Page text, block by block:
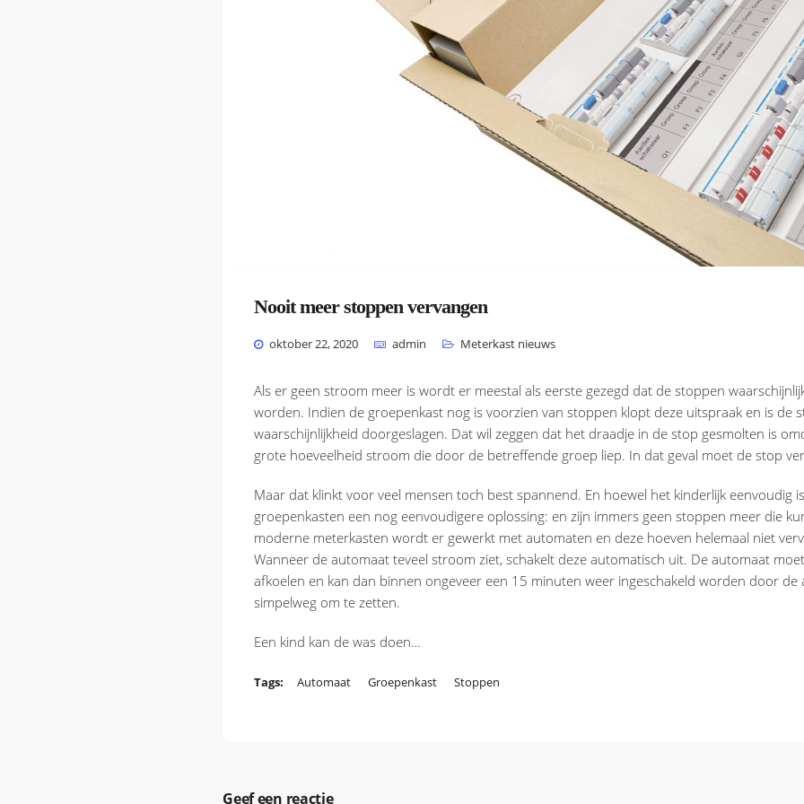
Nooit meer stoppen vervangen
oktober 22, 2020 admin Meterkast nieuws
Als er geen stroom meer is wordt er meestal als eerste gezegd dat de stoppen
worden. Indien de groepenkast nog is voorzien van stoppen klopt deze uitspraak en is de
waarschijnlijkheid doorgeslagen. Dat wil zeggen dat het draadje in de stop gesmolten is
grote hoeveelheid stroom die door de betreffende groep liep. In dat geval moet de stop
Maar dat klinkt voor veel mensen toch best spannend. En hoewel het kinderlijk eenvoudig
groepenkasten een nog eenvoudigere oplossing: en zijn immers geen stoppen meer die
moderne meterkasten wordt er gewerkt met automaten en deze hoeven helemaal niet
Wanneer de automaat teveel stroom ziet, schakelt deze automatisch uit. De automaat
afkoelen en kan dan binnen ongeveer een 15 minuten weer ingeschakeld worden door de
simpelweg om te zetten.
Een kind kan de was doen…
Tags: Automaat Groepenkast Stoppen
Geef een reactie